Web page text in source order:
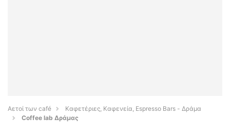
Αετοί των café
Καφετέριες, Καφενεία, Espresso Bars - Δράμα
Coffee lab Δράμας